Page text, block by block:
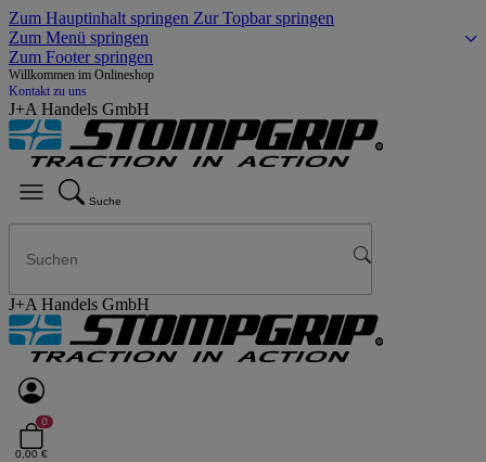
Zum Hauptinhalt springen Zur Topbar springen
Zum Menü springen
Zum Footer springen
Willkommen im Onlineshop
Kontakt zu uns
J+A Handels GmbH
Suche
J+A Handels GmbH
0
0,00 €